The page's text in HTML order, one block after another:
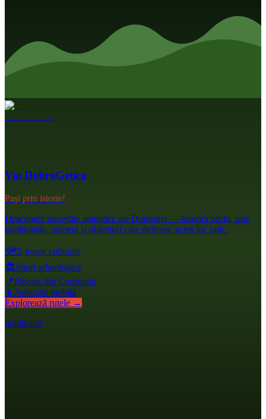
Via DobroGetica
Pași prin istorie!
Descoperă poveștile autentice ale Dobrogei — biserici vechi, sate
tradiționale, oameni și obiceiuri care definesc acest loc unic.
🗺️5 trasee culturale
🏛️Situri arheologice
📍Plecare din Constanța
📱 Aplicație mobilă
Explorează rutele →
publicitate